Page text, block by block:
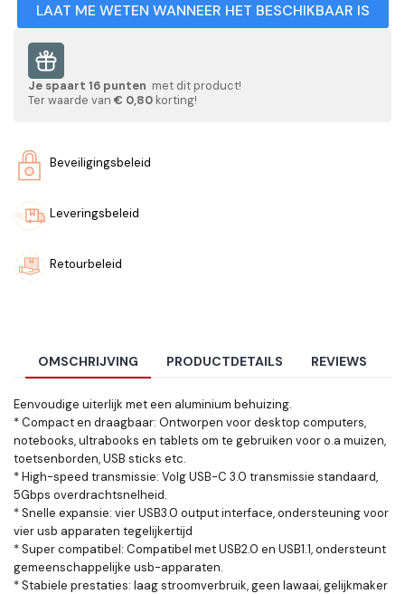
LAAT ME WETEN WANNEER HET BESCHIKBAAR IS
Je spaart 16 punten met dit product!
Ter waarde van € 0,80 korting!
Beveiligingsbeleid
Leveringsbeleid
Retourbeleid
OMSCHRIJVING PRODUCTDETAILS REVIEWS
Eenvoudige uiterlijk met een aluminium behuizing.
* Compact en draagbaar: Ontworpen voor desktop computers,
notebooks, ultrabooks en tablets om te gebruiken voor o.a muizen,
toetsenborden, USB sticks etc.
* High-speed transmissie: Volg USB-C 3.0 transmissie standaard,
5Gbps overdrachtsnelheid.
* Snelle expansie: vier USB3.0 output interface, ondersteuning voor
vier usb apparaten tegelijkertijd
* Super compatibel: Compatibel met USB2.0 en USB1.1, ondersteunt
gemeenschappelijke usb-apparaten.
* Stabiele prestaties: laag stroomverbruik, geen lawaai, gelijkmaker